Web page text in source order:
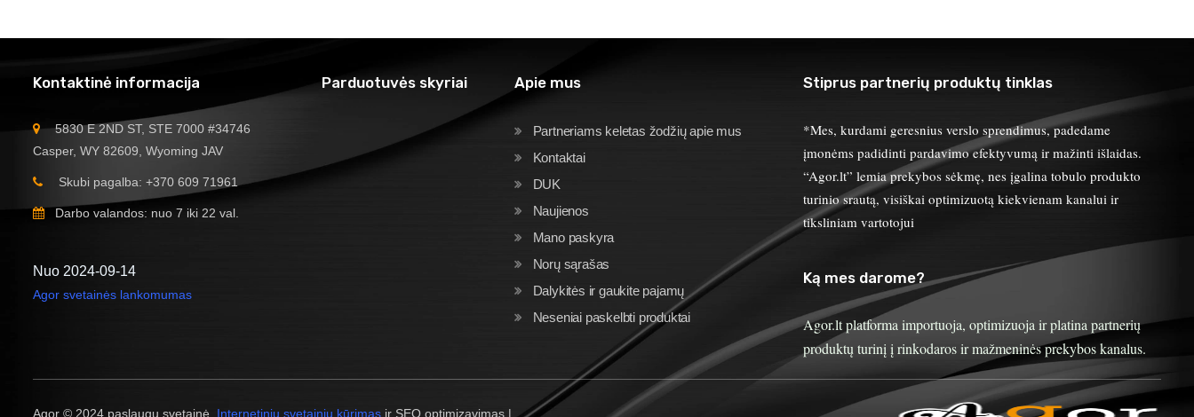
Kontaktinė informacija
5830 E 2ND ST, STE 7000 #34746
Casper, WY 82609, Wyoming JAV
Skubi pagalba: +370 609 71961
Darbo valandos: nuo 7 iki 22 val.
Nuo 2024-09-14
Agor svetainės lankomumas
Parduotuvės skyriai Apie mus
Partneriams keletas žodžių apie mus
Kontaktai
DUK
Naujienos
Mano paskyra
Norų sąrašas
Dalykitės ir gaukite pajamų
Neseniai paskelbti produktai
Stiprus partnerių produktų tinklas
*Mes, kurdami geresnius verslo sprendimus, padedame
įmonėms padidinti pardavimo efektyvumą ir mažinti išlaidas.
“Agor.lt” lemia prekybos sėkmę, nes įgalina tobulo produkto
turinio srautą, visiškai optimizuotą kiekvienam kanalui ir
tiksliniam vartotojui
Ką mes darome?
Agor.lt platforma importuoja, optimizuoja ir platina partnerių
produktų turinį į rinkodaros ir mažmeninės prekybos kanalus.
Agor © 2024 paslaugų svetainė. Internetinių svetainių kūrimas ir SEO optimizavimas |